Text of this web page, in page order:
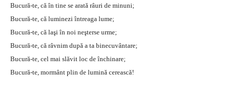
Bucură-te, că în tine se arată râuri de minuni;
Bucură-te, că luminezi întreaga lume;
Bucură-te, că laşi în noi neşterse urme;
Bucură-te, că râvnim după a ta binecuvântare;
Bucură-te, cel mai slăvit loc de închinare;
Bucură-te, mormânt plin de lumină cerească!